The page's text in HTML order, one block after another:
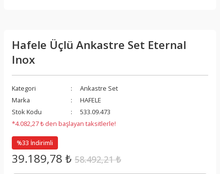
Hafele Üçlü Ankastre Set Eternal
Inox
Kategori
Ankastre Set
Marka
HAFELE
Stok Kodu
533.09.473
*4.082,27 ₺ den başlayan taksitlerle!
%33 İndirimli
39.189,78 ₺ 58.492,21 ₺